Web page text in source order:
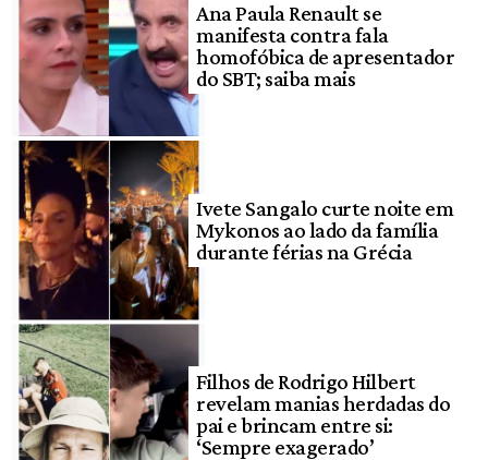
Ana Paula Renault se
manifesta contra fala
homofóbica de apresentador
do SBT; saiba mais
Ivete Sangalo curte noite em
Mykonos ao lado da família
durante férias na Grécia
Filhos de Rodrigo Hilbert
revelam manias herdadas do
pai e brincam entre si:
‘Sempre exagerado’